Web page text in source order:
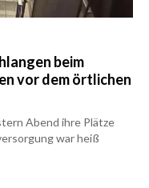
beim
vor dem örtlichen
Abend ihre Plätze
war heiß